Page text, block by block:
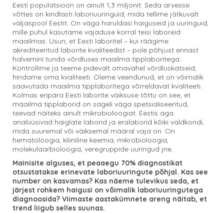
Eesti populatsioon on ainult 1,3 miljonit. Seda arvesse
võttes on kindlasti laboriuuringuid, mida tellime jätkuvalt
väljaspool Eestit. On väga haruldasi haiguseid ja uuringuid,
mille puhul kasutame vajaduse korral teisi laboreid
maailmas. Usun, et Eesti laboritel – kui räägime
akrediteeritud laborite kvaliteedist – pole põhjust ennast
halvemini tunda võrdluses maailma tipplaboritega.
Kontrollime ja teeme pidevalt omavahel võrdluskatseid,
hindame oma kvaliteeti. Oleme veendunud, et on võimalik
saavutada maailma tipplaboritega võrreldavat kvaliteeti.
Kolmas eripära Eesti laborite väiksuse tõttu on see, et
maailma tipplaborid on sageli väga spetsialiseeritud,
teevad näiteks ainult mikrobioloogiat. Eestis aga
analüüsivad haiglate laborid ja eralaborid kõiki valdkondi,
mida suuremal või väiksemal määral vaja on. On
hematoloogia, kliiniline keemia, mikrobioloogia,
molekulaarbioloogia, veregruppide uuringud jne.
Mainisite alguses, et peaaegu 70% diagnostikat
otsustatakse erinevate laboriuuringute põhjal. Kas see
number on kasvamas? Kas näeme tulevikus seda, et
järjest rohkem haigusi on võimalik laboriuuringutega
diagnoosida? Viimaste aastakümnete areng näitab, et
trend liigub selles suunas.